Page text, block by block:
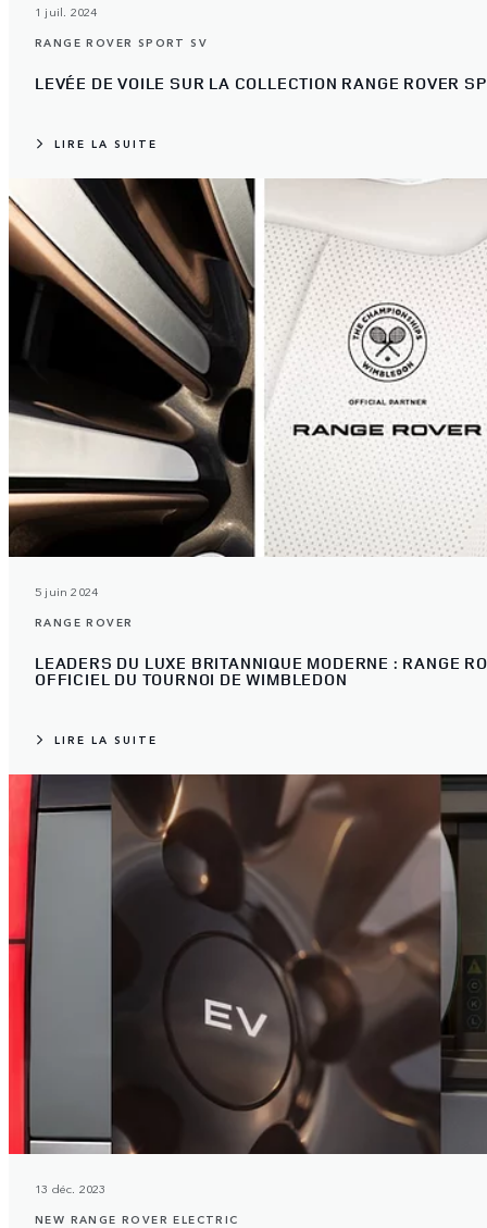
1 juil. 2024
RANGE ROVER SPORT SV
LEVÉE DE VOILE SUR LA COLLECTION RANGE ROVER
LIRE LA SUITE
5 juin 2024
RANGE ROVER
LEADERS DU LUXE BRITANNIQUE MODERNE : RANGE
OFFICIEL DU TOURNOI DE WIMBLEDON
LIRE LA SUITE
13 déc. 2023
NEW RANGE ROVER ELECTRIC